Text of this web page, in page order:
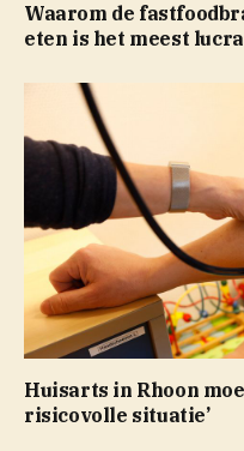
Waarom de
eten is het meest
Huisarts in Rhoon
risicovolle situatie’